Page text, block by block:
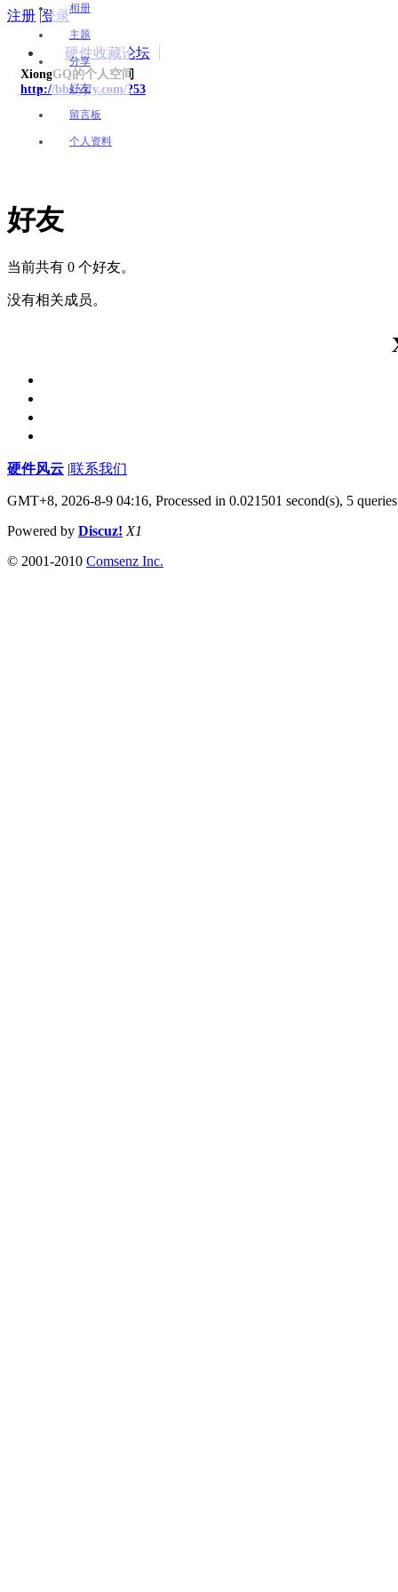
注册 |登录
硬件收藏论坛
XiongGQ的个人空间
http://bbs.yjfy.com/?53
相册
主题
分享
好友
留言板
个人资料
好友
当前共有 0 个好友。
没有相关成员。
硬件风云 联系我们
GMT+8, 2026-8-9 04:16, Processed in 0.021501 second(s), 5 queries
Powered by Discuz! X1
© 2001-2010 Comsenz Inc.